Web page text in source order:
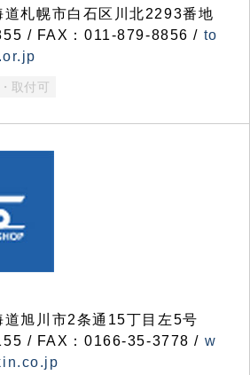
札幌市白石区川北2293番地
/ FAX：011-879-8856 / to
取付可
旭川市2条通15丁目左5号
/ FAX：0166-35-3778 / w